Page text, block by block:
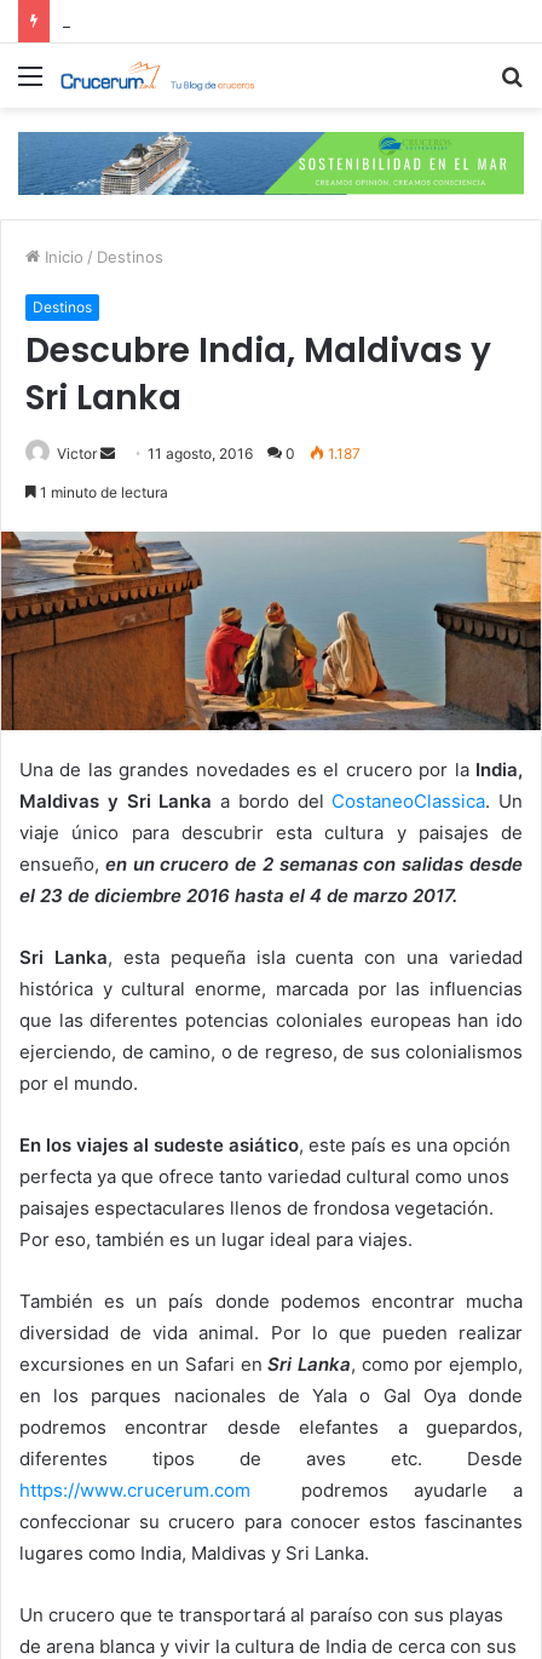
Menú
Inicio / Destinos
Destinos
Descubre India, Maldivas y
Sri Lanka
Victor
Send11 agosto, 2016 0 1.187
1 minuto de lectura
Una de las grandes novedades es el crucero por la India,
Maldivas y Sri Lanka a bordo del CostaneoClassica. Un
viaje único para descubrir esta cultura y paisajes de
ensueño, en un crucero de 2 semanas con salidas desde
el 23 de diciembre 2016 hasta el 4 de marzo 2017.
Sri Lanka, esta pequeña isla cuenta con una variedad
histórica y cultural enorme, marcada por las influencias
que las diferentes potencias coloniales europeas han ido
ejerciendo, de camino, o de regreso, de sus colonialismos
por el mundo.
En los viajes al sudeste asiático, este país es una opción
perfecta ya que ofrece tanto variedad cultural como unos
paisajes espectaculares llenos de frondosa vegetación.
Por eso, también es un lugar ideal para viajes.
También es un país donde podemos encontrar mucha
diversidad de vida animal. Por lo que pueden realizar
excursiones en un Safari enSri Lanka, como por ejemplo,
en los parques nacionales de Yala o Gal Oya donde
podremos encontrar desde elefantes a guepardos,
diferentes tipos de aves etc. Desde
https://www.crucerum.com podremos ayudarle a
confeccionar su crucero para conocer estos fascinantes
lugares como India, Maldivas y Sri Lanka.
Un crucero que te transportará al paraíso con sus playas
de arena blanca y vivir la cultura de India de cerca con sus